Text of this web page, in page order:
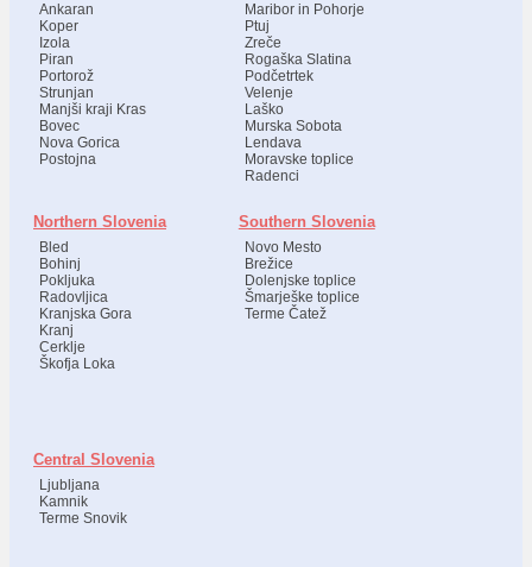
Ankaran
Koper
Izola
Piran
Portorož
Strunjan
Manjši kraji Kras
Bovec
Nova Gorica
Postojna
Maribor in Pohorje
Ptuj
Zreče
Rogaška Slatina
Podčetrtek
Velenje
Laško
Murska Sobota
Lendava
Moravske toplice
Radenci
Northern Slovenia
Bled
Bohinj
Pokljuka
Radovljica
Kranjska Gora
Kranj
Cerklje
Škofja Loka
Southern Slovenia
Novo Mesto
Brežice
Dolenjske toplice
Šmarješke toplice
Terme Čatež
Central Slovenia
Ljubljana
Kamnik
Terme Snovik